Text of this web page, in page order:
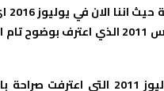
ان طرحي لهذا الموضوع الجوهري
في فترة نهاية مهام الحكومة الحالية التي جاءت بعد ما يسمى بالربيع العربي و جاءت بعد خطاب 9 مارس 2011 الذي اعترف
و جاءت هذه الحكومة الفاشلة بكل المقاييس بعد المصادقة على الوثيقة الدستورية في فاتح يوليوز 2011 التي